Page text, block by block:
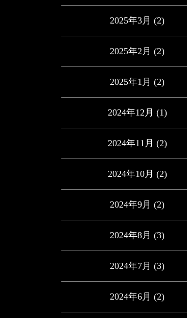
2025年3月 (2)
2025年2月 (2)
2025年1月 (2)
2024年12月 (1)
2024年11月 (2)
2024年10月 (2)
2024年9月 (2)
2024年8月 (3)
2024年7月 (3)
2024年6月 (2)